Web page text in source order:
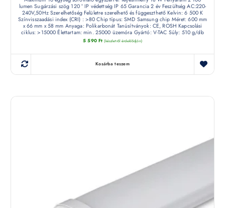
lumen Sugárzási szög 120 ° IP védettség IP 65 Garancia 2 év Feszültség AC:220-
240V,50Hz Szerelhetőség Felületre szerelhető és függeszthető Kelvin: 6 500 K
Színvisszaadási index (CRI) : >80 Chip típus: SMD Samsung chip Méret: 600 mm
x 66 mm x 58 mm Anyaga: Polikarbonát Tanúsítványok: CE, ROSH Kapcsolási
ciklus: >15000 Élettartam: min. 25000 üzemóra Gyártó: V-TAC Súly: 510 g/db
5 590 Ft (készletről érdeklődjön)
Kosárba teszem